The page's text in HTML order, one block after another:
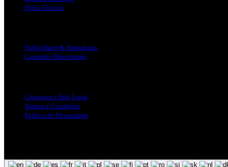
Ficha Técnica
Publicidade & Assinaturas
Conteúdo Patrocinado
Contactos e Info Legal
Termos e Condições
Politica de Privacidade